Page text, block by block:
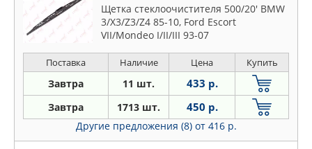
Щетка стеклоочистителя 500/20' BMW
3/X3/Z3/Z4 85-10, Ford Escort
VII/Mondeo I/II/III 93-07
Поставка Наличие Цена Купить
Завтра 11 шт. 433 р.
Завтра 1713 шт. 450 р.
Другие предложения (8) от 416 р.